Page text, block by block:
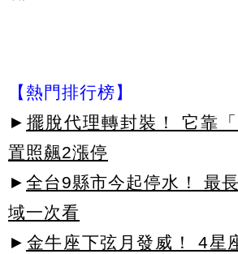
【熱門排行榜】
► 擺脫代理轉封裝！ 它靠
置照飆2漲停
► 全台9縣市今起停水！ 最
域一次看
► 金牛座下弦月發威！ 4星